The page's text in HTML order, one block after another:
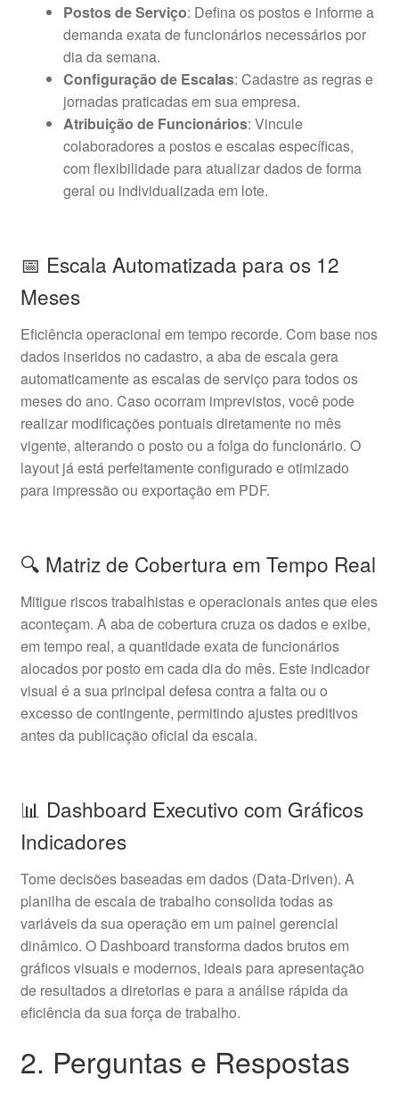
Postos de Serviço: Defina os postos e informe a
demanda exata de funcionários necessários por
dia da semana.
Configuração de Escalas: Cadastre as regras e
jornadas praticadas em sua empresa.
Atribuição de Funcionários: Vincule
colaboradores a postos e escalas específicas,
com flexibilidade para atualizar dados de forma
geral ou individualizada em lote.
📅 Escala Automatizada para os 12
Meses
Eficiência operacional em tempo recorde. Com base nos
dados inseridos no cadastro, a aba de escala gera
automaticamente as escalas de serviço para todos os
meses do ano. Caso ocorram imprevistos, você pode
realizar modificações pontuais diretamente no mês
vigente, alterando o posto ou a folga do funcionário. O
layout já está perfeitamente configurado e otimizado
para impressão ou exportação em PDF.
🔍 Matriz de Cobertura em Tempo Real
Mitigue riscos trabalhistas e operacionais antes que eles
aconteçam. A aba de cobertura cruza os dados e exibe,
em tempo real, a quantidade exata de funcionários
alocados por posto em cada dia do mês. Este indicador
visual é a sua principal defesa contra a falta ou o
excesso de contingente, permitindo ajustes preditivos
antes da publicação oficial da escala.
📊 Dashboard Executivo com Gráficos
Indicadores
Tome decisões baseadas em dados (Data-Driven). A
planilha de escala de trabalho consolida todas as
variáveis da sua operação em um painel gerencial
dinâmico. O Dashboard transforma dados brutos em
gráficos visuais e modernos, ideais para apresentação
de resultados a diretorias e para a análise rápida da
eficiência da sua força de trabalho.
2. Perguntas e Respostas